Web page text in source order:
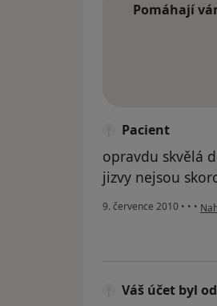
Pomáhají
Pacient
opravdu skvělá
jizvy nejsou
9. července 2010 • • •
Váš účet byl